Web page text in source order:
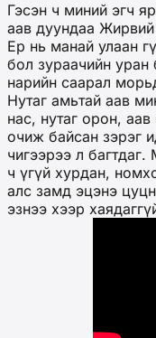
Гэсэн ч миний эгч
аав дуундаа
Ер нь манай улаан
бол зураачийн
нарийн саарал
Нутаг амьтай аав
нас, нутаг орон,
очиж байсан зэрэг
чигээрээ л
ч үгүй хурдан,
алс замд эцэнэ
эзнээ хээр